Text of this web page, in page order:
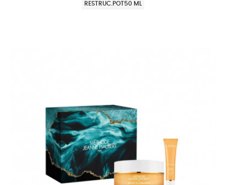
RESTRUC.POT50 ML